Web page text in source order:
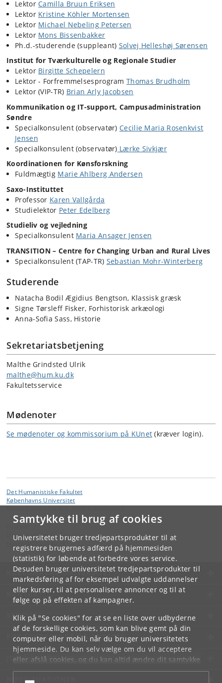
Samtykke til brug af cookies
Universitetet bruger tredjepartsprodukter til at
registrere brugernes adfærd på hjemmesiden
(statistik) for løbende at forbedre vores service.
Desuden bruger universitetet tredjepartsprodukter til
markedsføring af for eksempel udvalgte uddannelser
eller kurser, til at personalisere annoncer og til at
følge op på effekten af kampagner.
Klik på "Se cookies" for at se en liste over udbyderne
af de forskellige cookies, som kan blive gemt på din
computer eller mobil, når du bruger universitetets
hjemmeside. Du kan selv vælge om du vil acceptere
eller afslå cookies, og du kan altid ændre dit samtykke
underCookie- og privatlivspolitiksom du finder i
bunden af hver side.
LektorCamilla Bruun Eriksen
Lektor Kristine Köhler Mortensen
Lektor Michael Nebeling Petersen
Lektor Mons Bissenbakker
Ph.d.-studerende (suppleant) Solvej Helleshøj Sørensen
Institut for Tværkulturelle og Regionale Studier
Lektor Birgitte Schepelern
Lektor - ForfremmelsesprogramThomas Brudholm
Lektor(VIP-TR) Brian Arly Jacobsen
Kommunikation og IT-support, Campusadministration
Søndre
Specialkonsulent (observatør)Cecilie Maria Rosenkvist
Jensen
Specialkonsulent (observatør) Lærke Sivkjær
Koordinationen for Kønsforskning
Fuldmægtig Marie Ahlberg Andersen
Saxo-Instituttet
Professor Karen Vallgårda
Studielektor Peter Edelberg
Studieliv og vejledning
Specialkonsulent Maria Ansager Jensen
TRANSITION – Centre for Changing Urban and Rural Lives
Specialkonsulent (TAP-TR) Sebastian Mohr-Winterberg
Studerende
Natacha Bodil Ægidius Bengtson, Klassisk græsk
Signe Tørsleff Fisker, Forhistorisk arkæologi
Anna-Sofia Sass, Historie
Sekretariatsbetjening
Malthe Grindsted Ulrik
malthe@hum.ku.dk
Fakultetsservice
Mødenoter
Se mødenoter og kommissorium på KUnet (kræver login).
Det Humanistiske Fakultet
Københavns Universitet
Det Humanistiske Fakultet
KØBENHAVNS UNIVERSITET
KONTAKT
SERVICES
FOR STUDERENDE OG ANSATTE
JOB OG KARRIERE
NØDSITUATIONER